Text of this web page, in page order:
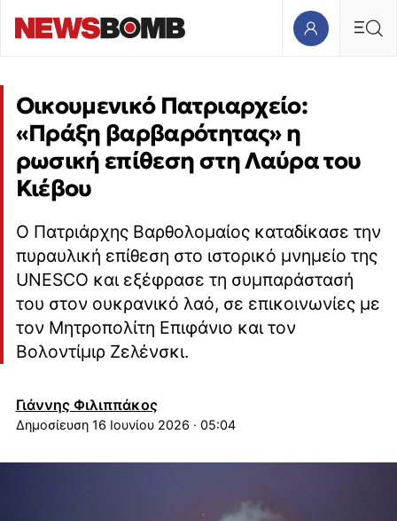
Οικουμενικό Πατριαρχείο:
«Πράξη βαρβαρότητας» η
ρωσική επίθεση στη Λαύρα του
Κιέβου
Ο Πατριάρχης Βαρθολομαίος καταδίκασε την
πυραυλική επίθεση στο ιστορικό μνημείο της
UNESCO και εξέφρασε τη συμπαράστασή
του στον ουκρανικό λαό, σε επικοινωνίες με
τον Μητροπολίτη Επιφάνιο και τον
Βολοντίμιρ Ζελένσκι.
Γιάννης Φιλιππάκος
16 Ιουνίου 2026 · 05:04